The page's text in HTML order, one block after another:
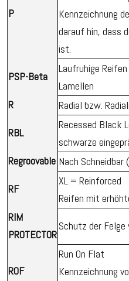
P
Kennzeichnung
darauf hin, dass
ist.
PSP-Beta
Laufruhige
Lamellen
R
Radial bzw.
RBL
Recessed Black
schwarze
Regroovable Nach Schneidbar
RF
XL = Reinforced
Reifen mit
RIM
PROTECTOR
Schutz der Felge
ROF
Run On Flat
Kennzeichnung